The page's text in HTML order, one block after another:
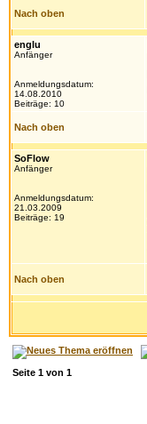
Nach oben
englu
Anfänger
Anmeldungsdatum:
14.08.2010
Beiträge: 10
Nach oben
SoFlow
Anfänger
Anmeldungsdatum:
21.03.2009
Beiträge: 19
Nach oben
Seite 1 von 1